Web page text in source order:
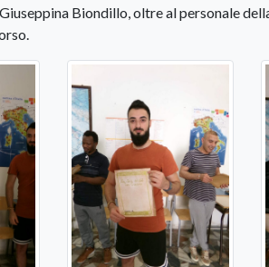
Biondillo, oltre al personale